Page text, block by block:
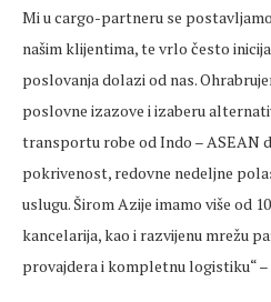
Mi u cargo-partneru se
našim klijentima, te vrlo često
poslovanja dolazi od nas.
poslovne izazove i izaberu
transportu robe od Indo – ASEAN
pokrivenost, redovne nedeljne
uslugu. Širom Azije imamo više od
kancelarija, kao i razvijenu mrežu
provajdera i kompletnu logistiku“ –